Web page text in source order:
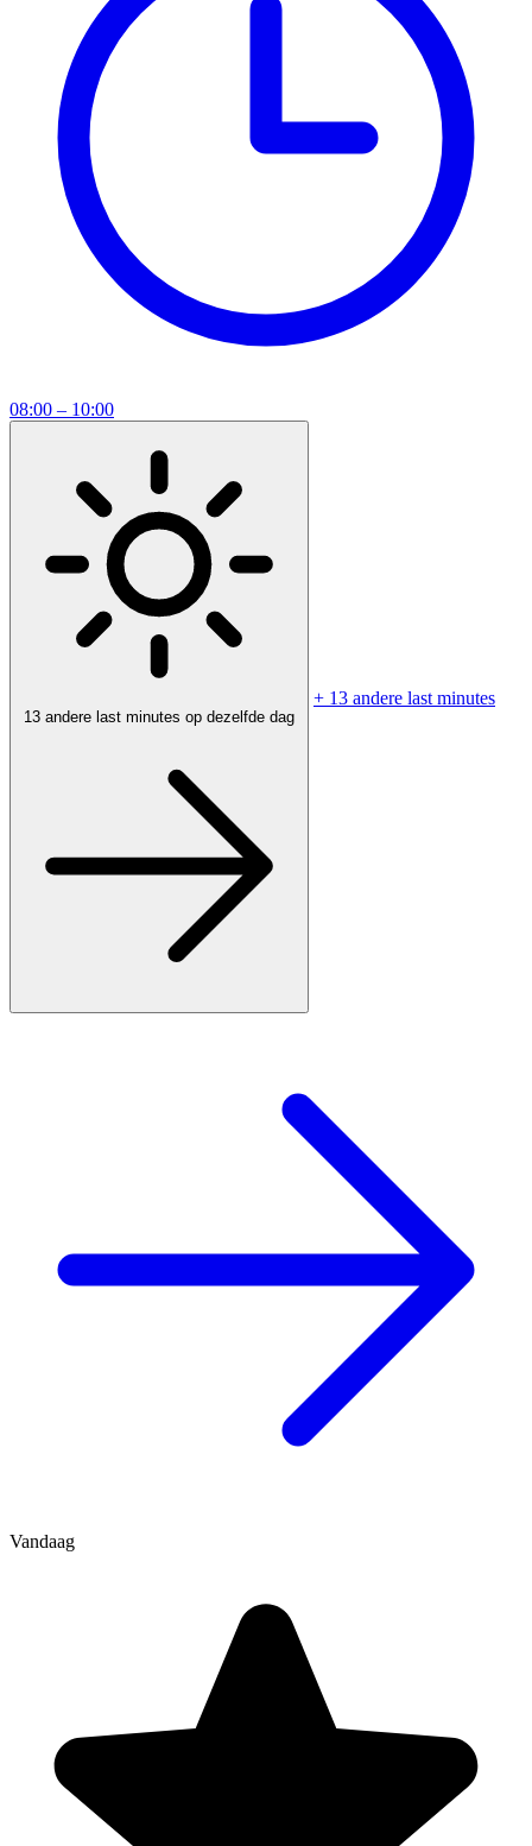
08:00 – 10:00
13 andere last minutes op dezelfde dag
+ 13 andere last minutes
Vandaag